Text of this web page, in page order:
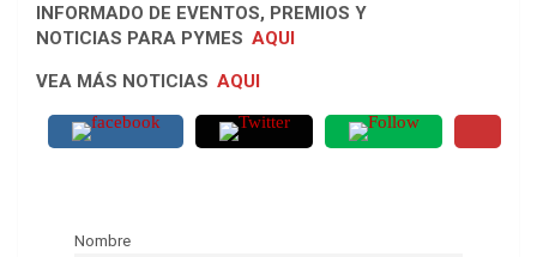
INFORMADO DE EVENTOS, PREMIOS Y
NOTICIAS PARA PYMES AQUI
VEA MÁS NOTICIAS AQUI
Nombre